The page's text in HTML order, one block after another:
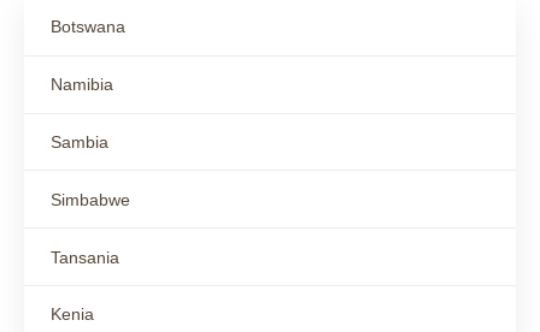
Botswana
Namibia
Sambia
Simbabwe
Tansania
Kenia